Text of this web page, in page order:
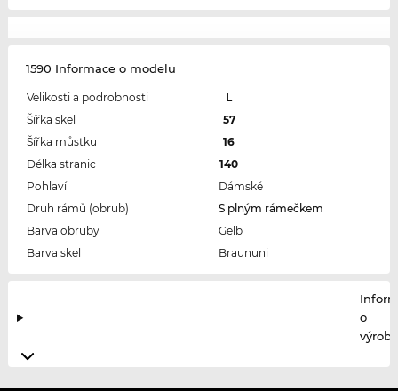
1590 Informace o modelu
Velikosti a podrobnosti
L
Šířka skel
57
Šířka můstku
16
Délka stranic
140
Pohlaví
Dámské
Druh rámů (obrub)
S plným rámečkem
Barva obruby
Gelb
Barva skel
Braununi
o